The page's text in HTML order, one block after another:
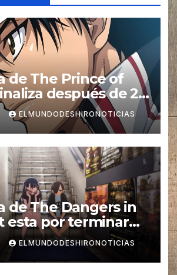
de The Prince of
después de 27
ELMUNDODESHIRONOTICIAS
de The Dangers in
esta por terminar
3 capítulos
ELMUNDODESHIRONOTICIAS